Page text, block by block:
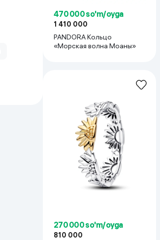
470 000 so'm/oyga
1 410 000
PANDORA Кольцо
«Морская волна Моаны»
270 000 so'm/oyga
810 000